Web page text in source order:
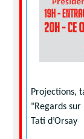
Projections,
"Regards
Tati d’Orsay